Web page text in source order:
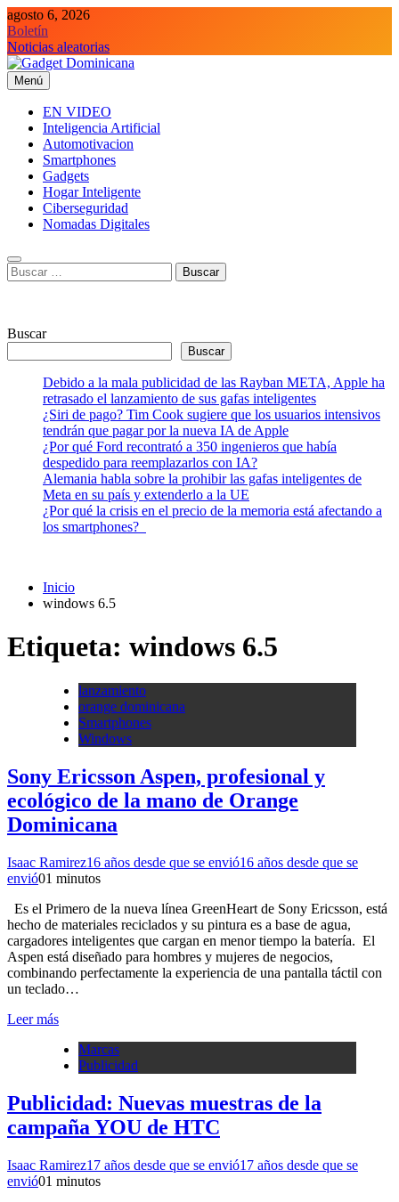
Saltar
al
contenido
agosto 6, 2026
Boletín
Noticias aleatorias
Gadget Dominicana
Gadgets y Tecnología de consumo
Menú
EN VIDEO
Inteligencia Artificial
Automotivacion
Smartphones
Gadgets
Hogar Inteligente
Ciberseguridad
Nomadas Digitales
Buscar:
Buscar
Buscar
Debido a la mala publicidad de las Rayban META, Apple ha
retrasado el lanzamiento de sus gafas inteligentes
¿Siri de pago? Tim Cook sugiere que los usuarios intensivos
tendrán que pagar por la nueva IA de Apple
¿Por qué Ford recontrató a 350 ingenieros que había
despedido para reemplazarlos con IA?
Alemania habla sobre la prohibir las gafas inteligentes de
Meta en su país y extenderlo a la UE
¿Por qué la crisis en el precio de la memoria está afectando a
los smartphones?
Inicio
windows 6.5
Etiqueta: windows 6.5
lanzamiento
orange dominicana
Smartphones
Windows
Sony Ericsson Aspen, profesional y
ecológico de la mano de Orange
Dominicana
Isaac Ramirez16 años desde que se envió16 años desde que se
envió01 minutos
Es el Primero de la nueva línea GreenHeart de Sony Ericsson, está
hecho de materiales reciclados y su pintura es a base de agua,
cargadores inteligentes que cargan en menor tiempo la batería. El
Aspen está diseñado para hombres y mujeres de negocios,
combinando perfectamente la experiencia de una pantalla táctil con
un teclado…
Leer más
Marcas
Publicidad
Publicidad: Nuevas muestras de la
campaña YOU de HTC
Isaac Ramirez17 años desde que se envió17 años desde que se
envió01 minutos